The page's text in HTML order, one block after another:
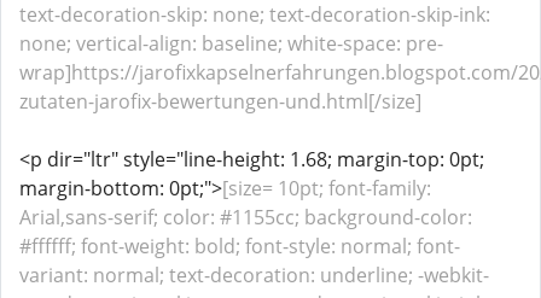
text-decoration-skip: none; text-decoration-skip-ink:
none; vertical-align: baseline; white-space: pre-
wrap]https://jarofixkapselnerfahrungen.blogspot.com/
zutaten-jarofix-bewertungen-und.html[/size]
<p dir="ltr" style="line-height: 1.68; margin-top: 0pt;
margin-bottom: 0pt;">[size= 10pt; font-family:
Arial,sans-serif; color: #1155cc; background-color:
#ffffff; font-weight: bold; font-style: normal; font-
variant: normal; text-decoration: underline; -webkit-